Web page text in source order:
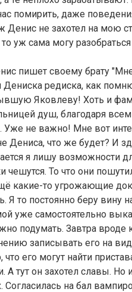
помирить, даже
Денис не захотел на мою
то уж сама могу
пишет своему брату
редиска, как
Яковлеву! Хоть и
душ, благодаря всем
Уже не важно! Мне вот
Дениса, что же будет? И
я лишу возможности
чешутся. То что они
какие-то угрожающие
Я то постоянно беру вину
уже самостоятельно
подумать. Завтра вроде
записывать его на
что его могут найти
А тут он захотел славы.
Согласилась на бал